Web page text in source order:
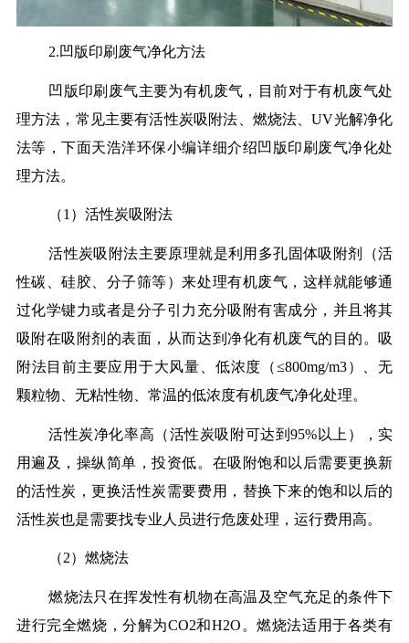
2.凹版印刷废气净化方法
凹版印刷废气主要为有机废气，目前对于有机废气处
理方法，常见主要有活性炭吸附法、燃烧法、UV光解净化
法等，下面天浩洋环保小编详细介绍凹版印刷废气净化处
理方法。
（1）活性炭吸附法
活性炭吸附法主要原理就是利用多孔固体吸附剂（活
性碳、硅胶、分子筛等）来处理有机废气，这样就能够通
过化学键力或者是分子引力充分吸附有害成分，并且将其
吸附在吸附剂的表面，从而达到净化有机废气的目的。吸
附法目前主要应用于大风量、低浓度（≤800mg/m3）、无
颗粒物、无粘性物、常温的低浓度有机废气净化处理。
活性炭净化率高（活性炭吸附可达到95%以上），实
用遍及，操纵简单，投资低。在吸附饱和以后需要更换新
的活性炭，更换活性炭需要费用，替换下来的饱和以后的
活性炭也是需要找专业人员进行危废处理，运行费用高。
（2）燃烧法
燃烧法只在挥发性有机物在高温及空气充足的条件下
进行完全燃烧，分解为CO2和H2O。燃烧法适用于各类有